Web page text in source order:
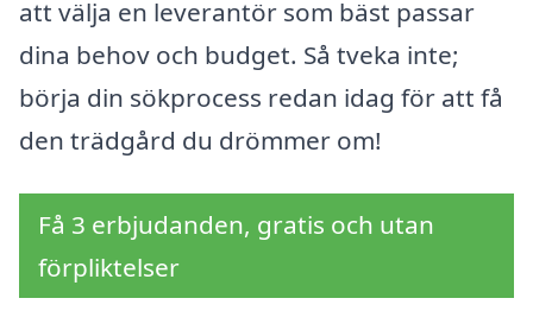
att välja en leverantör som bäst passar
dina behov och budget. Så tveka inte;
börja din sökprocess redan idag för att få
den trädgård du drömmer om!
Få 3 erbjudanden, gratis och utan
förpliktelser